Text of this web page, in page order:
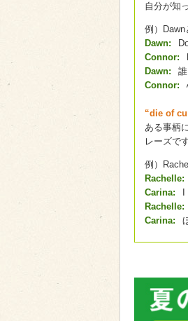
自分が知
例）Dawn
Dawn:
Connor:
Dawn:
Connor:
“die of
ある事柄
レーズです
例）
Rachelle:
Carina:
Rachelle:
Carina: